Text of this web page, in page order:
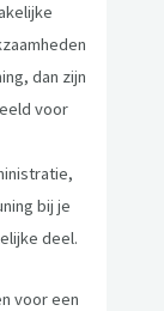
dan zijn
voor
bij je
deel.
voor een